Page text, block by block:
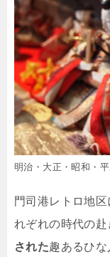
明治・大正・昭和・
門司港レトロ地
れぞれの時代の
された趣あるひな